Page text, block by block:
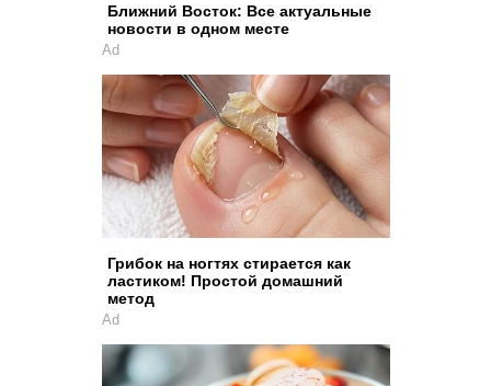
Ближний Восток: Все актуальные
новости в одном месте
Ad
Грибок на ногтях стирается как
ластиком! Простой домашний
метод
Ad